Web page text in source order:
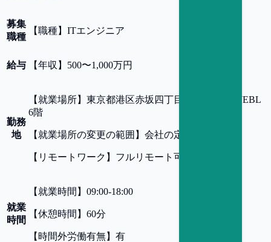
募集
職種
【職種】 ITエンジニア
給与 【年収 】 500〜1,000万円
勤務
地
【 就業場所】 東京都港区赤坂四丁目8番18号 赤坂JEBL
6階
【 就業場所の変更の範囲 】 会社の定める事業所
【 リモートワーク 】 フルリモート可
就業
時間
【 就業時間 】 09:00-18:00
【休憩時間 】 60分
【 時間外労働有無】 有